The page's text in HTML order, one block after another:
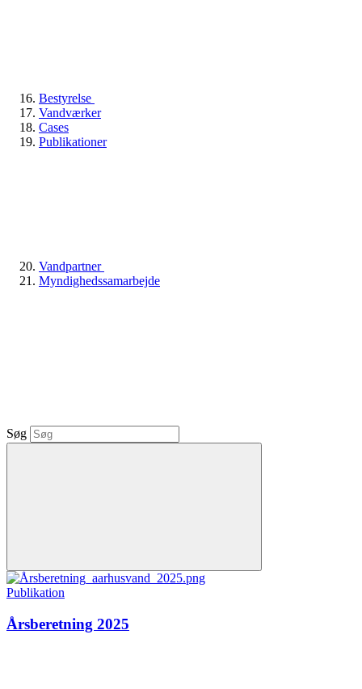
Bestyrelse
Vandværker
Cases
Publikationer
Vandpartner
Myndighedssamarbejde
Søg
Publikation
Årsberetning 2025